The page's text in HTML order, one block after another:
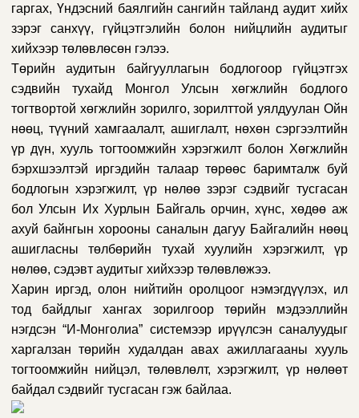
гаргах, Үндэсний баялгийн сангийн тайланд аудит хийх
зэрэг санхүү, гүйцэтгэлийн болон нийцлийн аудитыг
хийхээр төлөвлөсөн гэлээ.
Төрийн аудитын байгууллагын бодлогоор гүйцэтгэх
сэдвийн тухайд Монгол Улсын хөгжлийн бодлого
тогтвортой хөгжлийн зорилго, зорилттой уялдуулан Ойн
нөөц, түүний хамгаалалт, ашиглалт, нөхөн сэргээлтийн
үр дүн, хууль тогтоомжийн хэрэгжилт болон Хөгжлийн
бэрхшээлтэй иргэдийн талаар төрөөс баримталж буй
бодлогын хэрэгжилт, үр нөлөө зэрэг сэдвийг тусгасан
бол Улсын Их Хурлын Байгаль орчин, хүнс, хөдөө аж
ахуй байнгын хорооны саналын дагуу Байгалийн нөөц
ашигласны төлбөрийн тухай хуулийн хэрэгжилт, үр
нөлөө, сэдэвт аудитыг хийхээр төлөвлөжээ.
Харин иргэд, олон нийтийн оролцоог нэмэгдүүлэх, ил
тод байдлыг хангах зорилгоор төрийн мэдээллийн
нэгдсэн “И-Монголиа” системээр ирүүлсэн саналуудыг
харгалзан төрийн худалдан авах ажиллагааны хууль
тогтоомжийн нийцэл, төлөвлөлт, хэрэгжилт, үр нөлөөт
байдал сэдвийг тусгасан гэж байлаа.